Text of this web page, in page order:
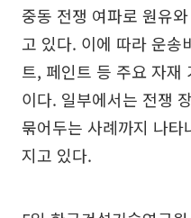
중동 전쟁 여파로 원유
고 있다. 이에 따라 운송
트, 페인트 등 주요 자재
이다. 일부에서는 전쟁
묶어두는 사례까지 나
지고 있다.